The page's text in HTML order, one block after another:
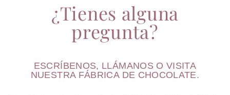
¿Tienes alguna
pregunta?
ESCRÍBENOS, LLÁMANOS O VISITA
NUESTRA FÁBRICA DE CHOCOLATE.